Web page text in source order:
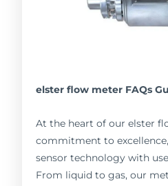
elster flow meter FAQs
At the heart of our elster
commitment to
sensor technology with
From liquid to gas, our